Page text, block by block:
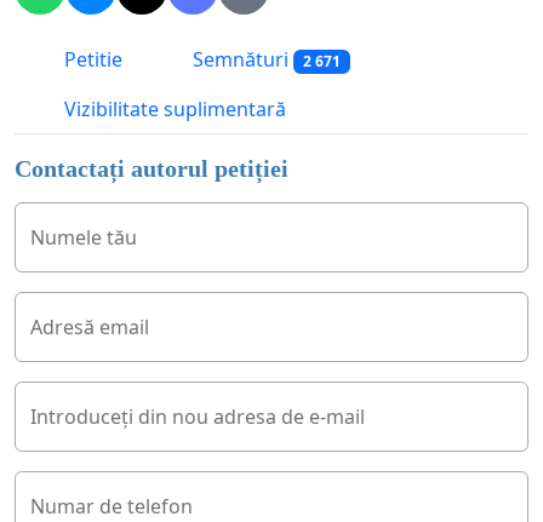
Petitie Semnături 2 671
Vizibilitate suplimentară
Contactați autorul petiției
Numele tău
Adresă email
Introduceți din nou adresa de e-mail
Numar de telefon